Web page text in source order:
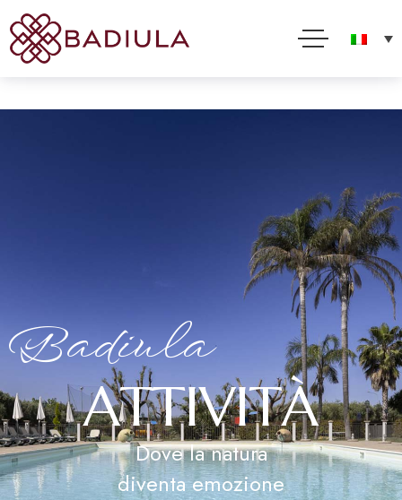
al loro impiego in conformità alla nostra Cookie Policy
Badiula
ATTIVITÀ
Dove la natura
diventa emozione